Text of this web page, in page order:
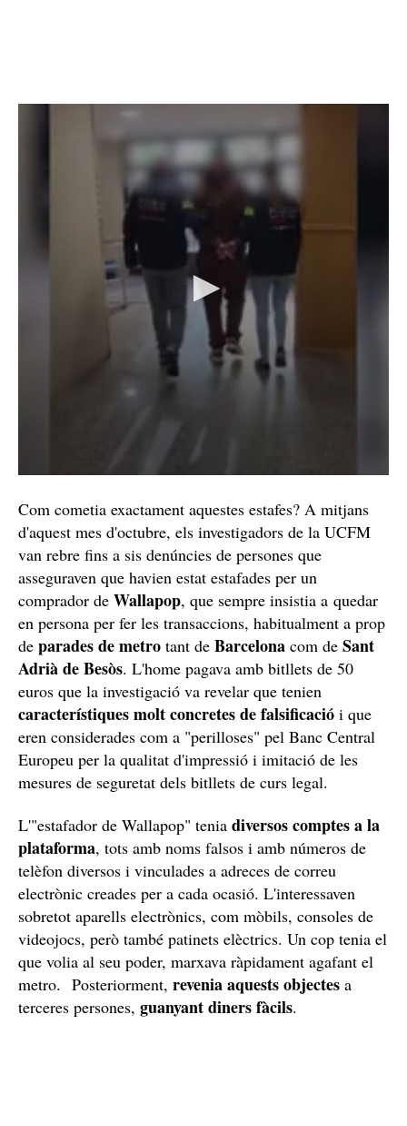
Com cometia exactament aquestes estafes? A mitjans
d'aquest mes d'octubre, els investigadors de la UCFM
van rebre fins a sis denúncies de persones que
asseguraven que havien estat estafades per un
comprador de Wallapop, que sempre insistia a quedar
en persona per fer les transaccions, habitualment a prop
de parades de metro tant de Barcelona com de Sant
Adrià de Besòs. L'home pagava amb bitllets de 50
euros que la investigació va revelar que tenien
característiques molt concretes de falsificació i que
eren considerades com a "perilloses" pel Banc Central
Europeu per la qualitat d'impressió i imitació de les
mesures de seguretat dels bitllets de curs legal.